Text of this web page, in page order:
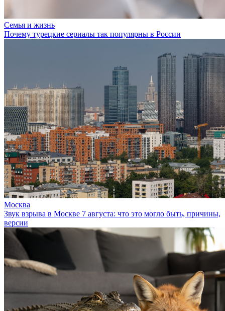
Семья и жизнь
Почему турецкие сериалы так популярны в России
Москва
Звук взрыва в Москве 7 августа: что это могло быть, причины,
версии